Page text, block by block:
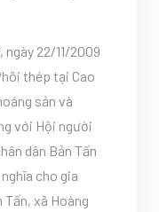
ngày 22/11/2009
thép tại Cao
sản và
với Hội người
dân Bản Tấn
cho gia
Tấn, xã Hoàng